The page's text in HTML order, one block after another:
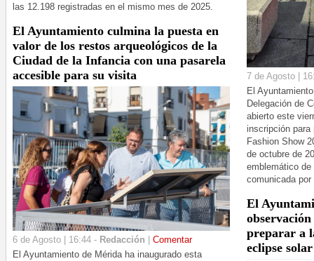
las 12.198 registradas en el mismo mes de 2025.
El Ayuntamiento culmina la puesta en
valor de los restos arqueológicos de la
Ciudad de la Infancia con una pasarela
accesible para su visita
6 de Agosto | 16:44 - Redacción
Comentar
El Ayuntamiento de Mérida ha inaugurado esta
7 de Agosto |
El
Delegación de
abierto este
inscripción
Fashion Show
de octubre de
emblemático
comunicada
El
preparar a
eclipse